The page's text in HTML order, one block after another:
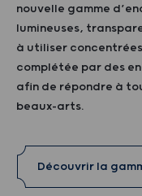
nouvelle gamme
lumineuses,
à utiliser
complétée par des
afin de répondre à
beaux-arts.
Découvrir la